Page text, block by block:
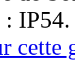
:
cette